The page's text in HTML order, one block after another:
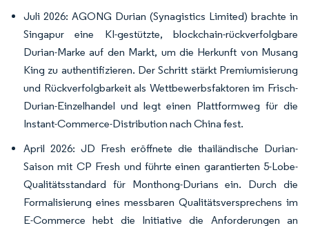
Juli 2026: AGONG Durian (Synagistics Limited) brachte in
Singapur eine KI-gestützte, blockchain-rückverfolgbare
Durian-Marke auf den Markt, um die Herkunft von Musang
King zu authentifizieren. Der Schritt stärkt Premiumisierung
und Rückverfolgbarkeit als Wettbewerbsfaktoren im Frisch-
Durian-Einzelhandel und legt einen Plattformweg für die
Instant-Commerce-Distribution nach China fest.
April 2026: JD Fresh eröffnete die thailändische Durian-
Saison mit CP Fresh und führte einen garantierten 5-Lobe-
Qualitätsstandard für Monthong-Durians ein. Durch die
Formalisierung eines messbaren Qualitätsversprechens im
E-Commerce hebt die Initiative die Anforderungen an